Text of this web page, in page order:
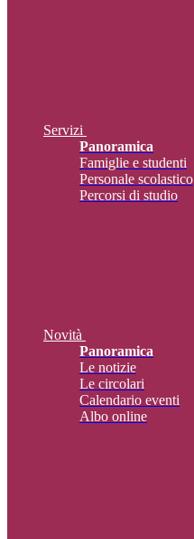
Servizi
Panoramica
Famiglie e studenti
Personale scolastico
Percorsi di studio
Novità
Panoramica
Le notizie
Le circolari
Calendario eventi
Albo online